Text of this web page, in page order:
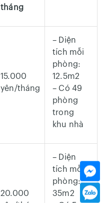
tháng
15.000
yên/tháng
– Diện
tích mỗi
phòng:
12.5m2
– Có 49
phòng
trong
khu nhà
20.000
– Diện
tích mỗi
phòng:
35m2